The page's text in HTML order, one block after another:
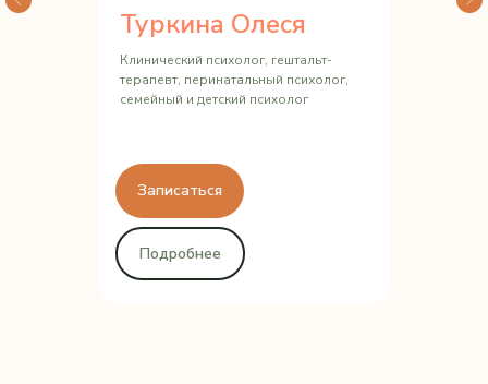
Туркина Олеся
Клинический психолог, гештальт-
терапевт, перинатальный психолог,
семейный и детский психолог
Записаться
Подробнее